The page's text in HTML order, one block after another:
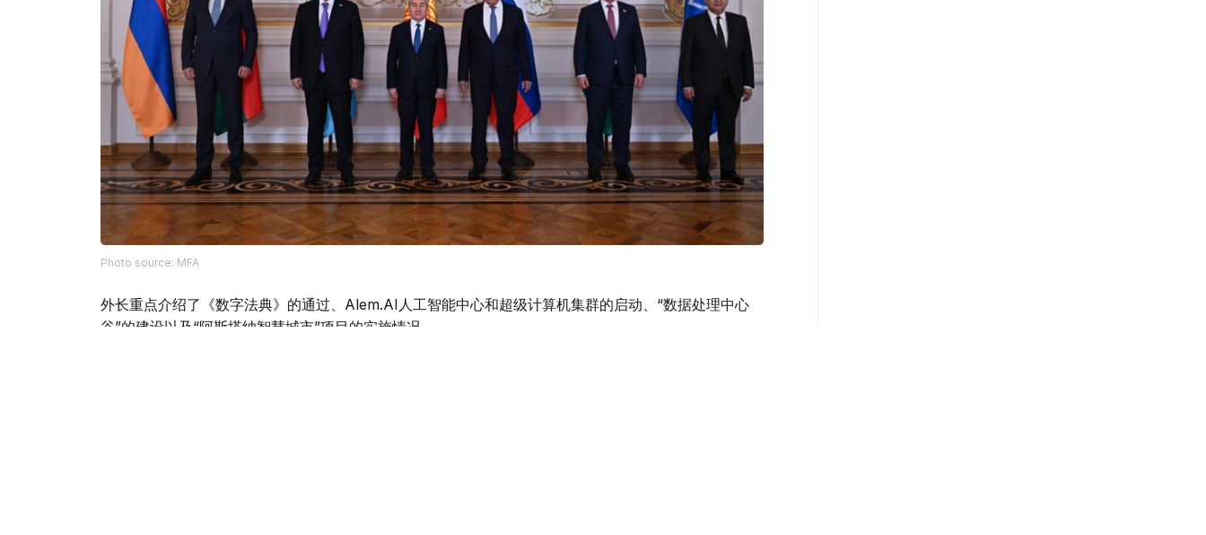
Photo source: MFA
外长重点介绍了《数字法典》的通过、Alem.AI人工智能中心和超级计算机集群的启动、“数据处理中心
谷”的建设以及“阿斯塔纳智慧城市”项目的实施情况。